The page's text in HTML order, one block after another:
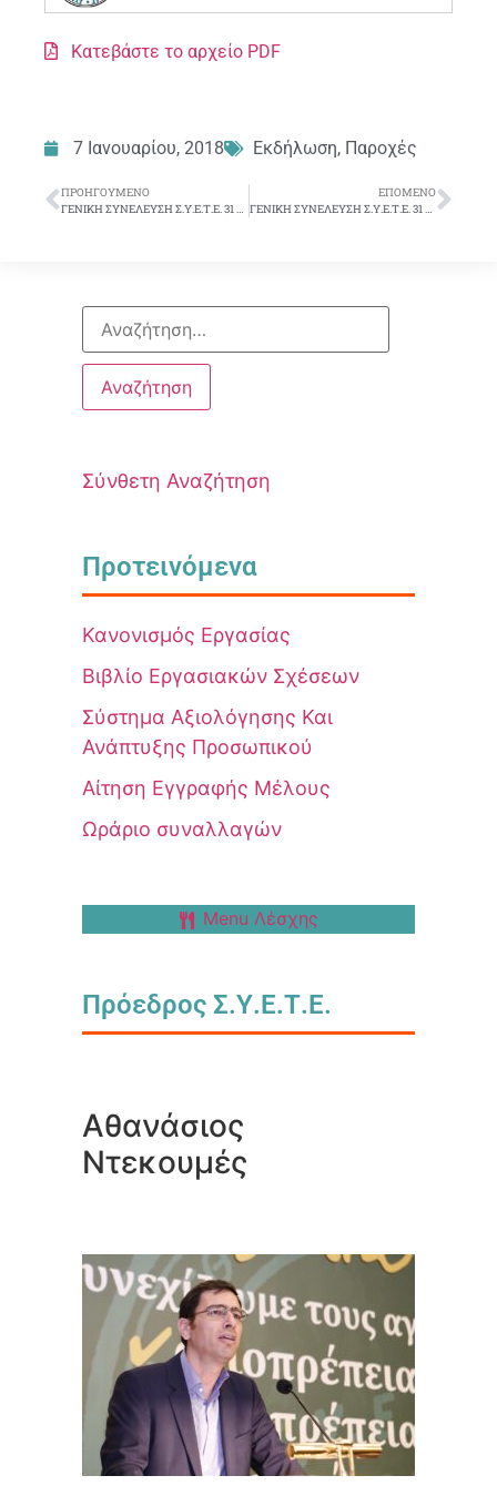
Κατεβάστε το αρχείο PDF
7 Ιανουαρίου, 2018 Εκδήλωση, Παροχές
ΠΡΟΗΓΟΎΜΕΝΟ
ΓΕΝΙΚΗ ΣΥΝΕΛΕΥΣΗ Σ.Υ.Ε.Τ.Ε. 31 ΜΑΡΤΙΟΥ 2018
ΕΠΌΜΕΝΟ
ΓΕΝΙΚΗ ΣΥΝΕΛΕΥΣΗ Σ.Υ.Ε.Τ.Ε. 31 ΜΑΡΤΙΟΥ 2018
Σύνθετη Αναζήτηση
Προτεινόμενα
Κανονισμός Εργασίας
Βιβλίο Εργασιακών Σχέσεων
Σύστημα Αξιολόγησης Και
Ανάπτυξης Προσωπικού
Αίτηση Εγγραφής Μέλους
Ωράριο συναλλαγών
Menu Λέσχης
Πρόεδρος Σ.Υ.Ε.Τ.Ε.
Αθανάσιος
Ντεκουμές